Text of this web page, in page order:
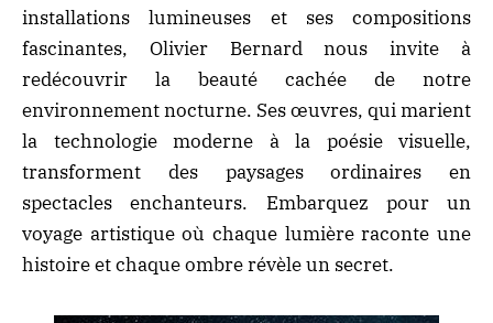
installations lumineuses et ses compositions
fascinantes, Olivier Bernard nous invite à
redécouvrir la beauté cachée de notre
environnement nocturne. Ses œuvres, qui marient
la technologie moderne à la poésie visuelle,
transforment des paysages ordinaires en
spectacles enchanteurs. Embarquez pour un
voyage artistique où chaque lumière raconte une
histoire et chaque ombre révèle un secret.